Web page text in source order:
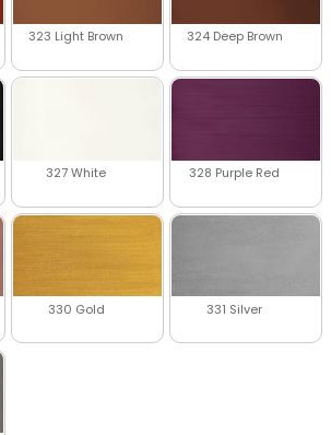
323 Light Brown 324 Deep Brown
327 White 328 Purple Red
330 Gold 331 Silver